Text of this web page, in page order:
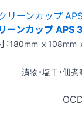
ーンカップ
：180mm x 108mm
漬物・塩干・佃